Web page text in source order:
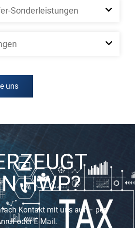
Sonderleistungen
uns
HWP?
Kontakt mit uns auf – per
oder E-Mail.